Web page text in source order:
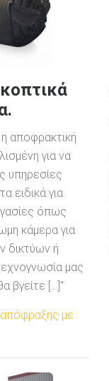
αποφρακτική
για να
υπηρεσίες
ειδικά για
όπως
κάμερα για
δικτύων ή
μας
βγείτε [...]"
απόφραξης με